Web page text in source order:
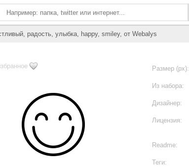
радость, улыбка, happy, smiley, от Webalys
Размер (px):
Из набора:
Дизайнер:
Лицензия:
Readme:
Теги: